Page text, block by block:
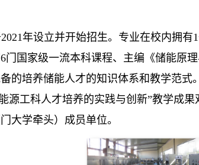
2021年设立并开始招生。专业在校内拥有1
6门国家级一流本科课程、主编《储能原
的培养储能人才的知识体系和教学范式。
源工科人才培养的实践与创新”教学成
大学牵头）成员单位。